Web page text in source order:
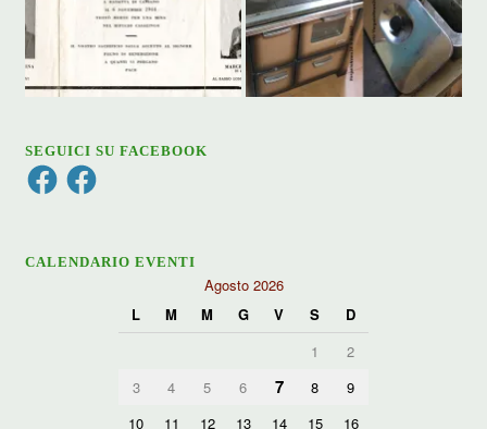
SEGUICI SU FACEBOOK
FacebookFacebook
CALENDARIO EVENTI
Agosto 2026
L
M M G V S
D
1
2
3
4 5 6 7 8
9
10
11 12 13 14 15
16